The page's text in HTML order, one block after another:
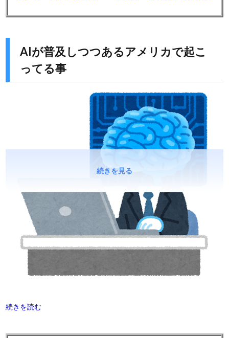
AIが普及しつつあるアメリカで起こ
ってる事
続きを読む
続きを見る